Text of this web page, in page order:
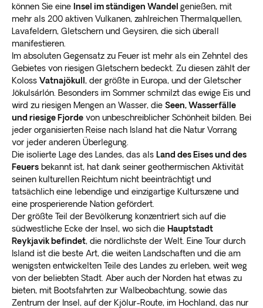
können Sie eine Insel im ständigen Wandel genießen, mit
mehr als 200 aktiven Vulkanen, zahlreichen Thermalquellen,
Lavafeldern, Gletschern und Geysiren, die sich überall
manifestieren.
Im absoluten Gegensatz zu Feuer ist mehr als ein Zehntel des
Gebietes von riesigen Gletschern bedeckt. Zu diesen zählt der
Koloss Vatnajökull , der größte in Europa, und der Gletscher
Jökulsárlón. Besonders im Sommer schmilzt das ewige Eis und
wird zu riesigen Mengen an Wasser, die Seen, Wasserfälle
und riesige Fjorde von unbeschreiblicher Schönheit bilden. Bei
jeder organisierten Reise nach Island hat die Natur Vorrang
vor jeder anderen Überlegung.
Die isolierte Lage des Landes, das als Land des Eises und des
Feuers bekannt ist, hat dank seiner geothermischen Aktivität
seinen kulturellen Reichtum nicht beeinträchtigt und
tatsächlich eine lebendige und einzigartige Kulturszene und
eine prosperierende Nation gefördert.
Der größte Teil der Bevölkerung konzentriert sich auf die
südwestliche Ecke der Insel, wo sich die Hauptstadt
Reykjavik befindet, die nördlichste der Welt. Eine Tour durch
Island ist die beste Art, die weiten Landschaften und die am
wenigsten entwickelten Teile des Landes zu erleben, weit weg
von der beliebten Stadt. Aber auch der Norden hat etwas zu
bieten, mit Bootsfahrten zur Walbeobachtung, sowie das
Zentrum der Insel, auf der Kjölur-Route, im Hochland, das nur